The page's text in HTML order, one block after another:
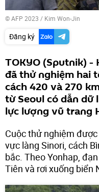
© AFP 2023 / Kim Won-Jin
Đăng ký
TOKYO (Sputnik) -
đã thử nghiệm hai
cách 420 và 270
từ Seoul có dẫn dữ
lực lượng vũ trang
Cuộc thử nghiệm
vực làng Sinori, cách
bắc. Theo Yonhap,
Tiên và rơi xuống biển